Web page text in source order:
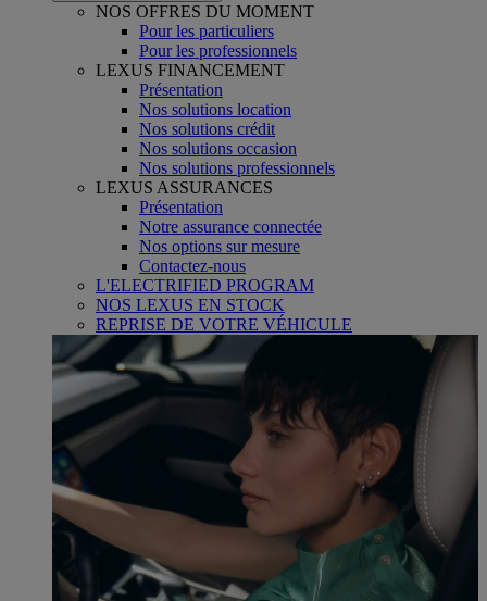
NOS OFFRES DU MOMENT
Pour les particuliers
Pour les professionnels
LEXUS FINANCEMENT
Présentation
Nos solutions location
Nos solutions crédit
Nos solutions occasion
Nos solutions professionnels
LEXUS ASSURANCES
Présentation
Notre assurance connectée
Nos options sur mesure
Contactez-nous
L'ELECTRIFIED PROGRAM
NOS LEXUS EN STOCK
REPRISE DE VOTRE VÉHICULE